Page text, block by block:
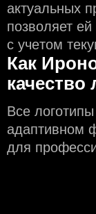
актуальных
позволяет
с учeтом
Как
качество
Все
адаптивном
для